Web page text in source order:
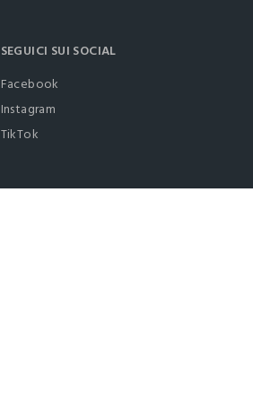
SEGUICI SUI SOCIAL
Facebook
Instagram
TikTok